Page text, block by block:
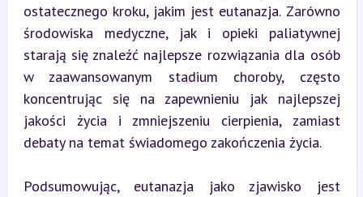
ostatecznego kroku, jakim jest eutanazja. Zarówno
środowiska medyczne, jak i opieki paliatywnej
starają się znaleźć najlepsze rozwiązania dla osób
w zaawansowanym stadium choroby, często
koncentrując się na zapewnieniu jak najlepszej
jakości życia i zmniejszeniu cierpienia, zamiast
debaty na temat świadomego zakończenia życia.
Podsumowując, eutanazja jako zjawisko jest